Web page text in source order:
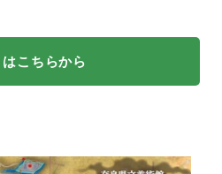
こちらから